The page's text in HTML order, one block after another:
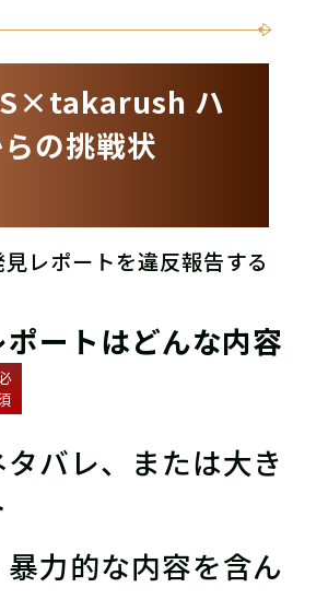
ハ
の挑戦状
レポートを違反報告する
ートはどんな内容
バレ、または大き
力的な内容を含ん